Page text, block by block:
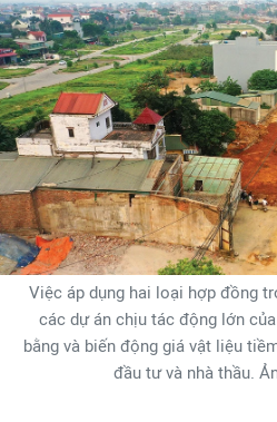
Việc áp dụng hai loại hợp đồng
các dự án chịu tác động lớn
bằng và biến động giá vật liệu
đầu tư và nhà thầu.